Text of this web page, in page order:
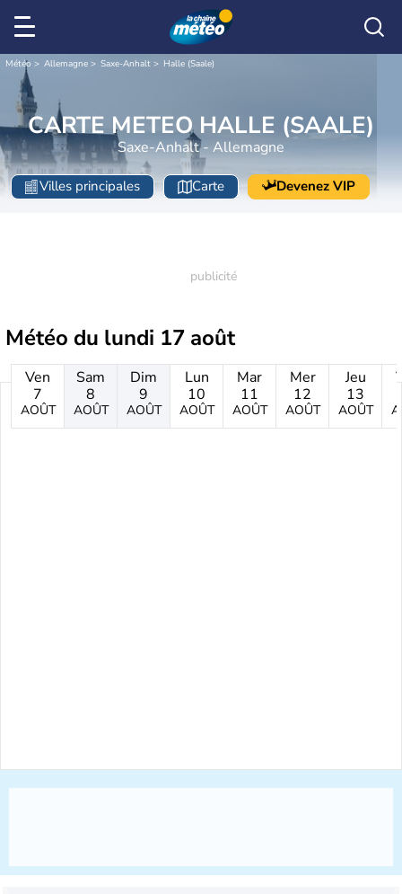
Météo Allemagne Saxe-Anhalt Halle (Saale)
CARTE METEO HALLE (SAALE)
Saxe-Anhalt - Allemagne
Villes principales Carte Devenez VIP
Météo du lundi 17 août
Ven
7
AOÛT
Sam
8
AOÛT
Dim
9
AOÛT
Lun
10
AOÛT
Mar
11
AOÛT
Mer
12
AOÛT
Jeu
13
AOÛT